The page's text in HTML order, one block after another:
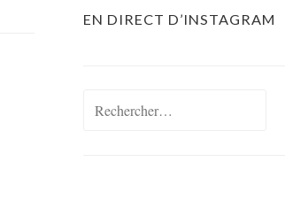
EN DIRECT D’INSTAGRAM